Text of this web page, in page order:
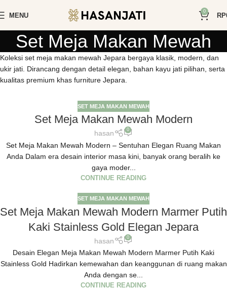
MENU
0
RP
Set Meja Makan Mewah
Koleksi set meja makan mewah Jepara bergaya klasik, modern, dan
ukir jati. Dirancang dengan detail elegan, bahan kayu jati pilihan, serta
kualitas premium khas furniture Jepara.
SET MEJA MAKAN MEWAH
Set Meja Makan Mewah Modern
hasan 0
Set Meja Makan Mewah Modern – Sentuhan Elegan Ruang Makan
Anda Dalam era desain interior masa kini, banyak orang beralih ke
gaya moder...
CONTINUE READING
SET MEJA MAKAN MEWAH
Set Meja Makan Mewah Modern Marmer Putih
Kaki Stainless Gold Elegan Jepara
hasan 0
Desain Elegan Meja Makan Mewah Modern Marmer Putih Kaki
Stainless Gold Hadirkan kemewahan dan keanggunan di ruang makan
Anda dengan se...
CONTINUE READING